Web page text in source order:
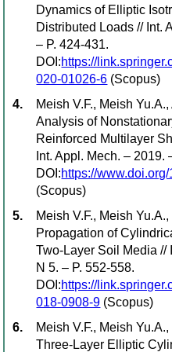
Dynamics of Elliptic
Distributed Loads // Int.
– P. 424-431.
DOI:https://
020-01026-6 (Scopus)
Meish V.F., Meish
Analysis of
Reinforced Multilayer
Int. Appl. Mech. – 2019.
DOI:https://
(Scopus)
Meish V.F., Meish
Propagation of
Two-Layer Soil Media //
N 5. – P. 552-558.
DOI:https://
018-0908-9 (Scopus)
Meish V.F., Meish
Three-Layer Elliptic